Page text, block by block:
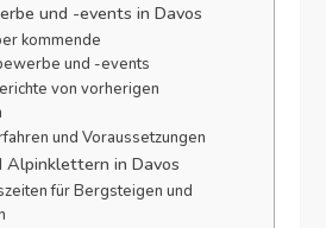
und -events in Davos
kommende
und -events
von vorherigen
und Voraussetzungen
Alpinklettern in Davos
für Bergsteigen und